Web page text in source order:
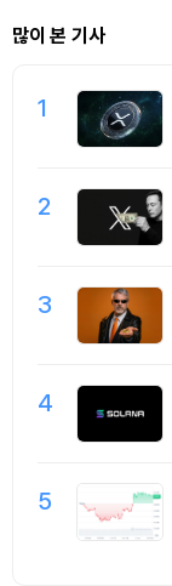
많이 본 기사
1
2
3
4
5